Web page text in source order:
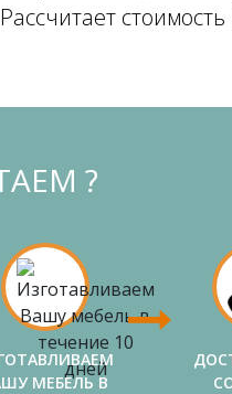
Рассчитает
?
МЕБЕЛЬ В